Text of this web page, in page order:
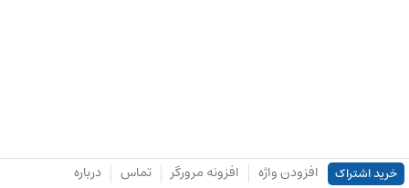
خرید اشتراک افزودن واژه افزونه مرورگر تماس درباره